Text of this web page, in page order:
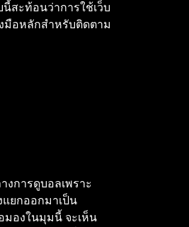
สะท้อนว่าการใช้เว็บ
มือหลักสำหรับติดตาม
การดูบอลเพราะ
ยกออกมาเป็น
มองในมุมนี้ จะเห็น